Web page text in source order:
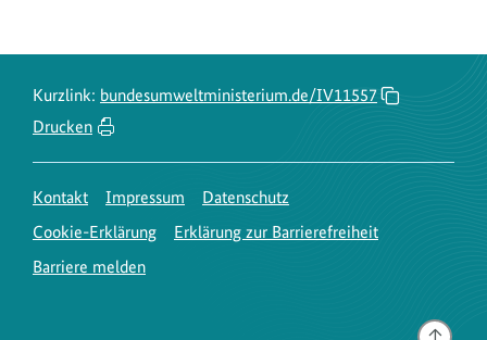
Kurzlink: bundesumweltministerium.de/IV11557
Drucken
Kontakt Impressum
Datenschutz
Cookie-Erklärung
Erklärung zur Barrierefreiheit
Barriere melden
Gehe